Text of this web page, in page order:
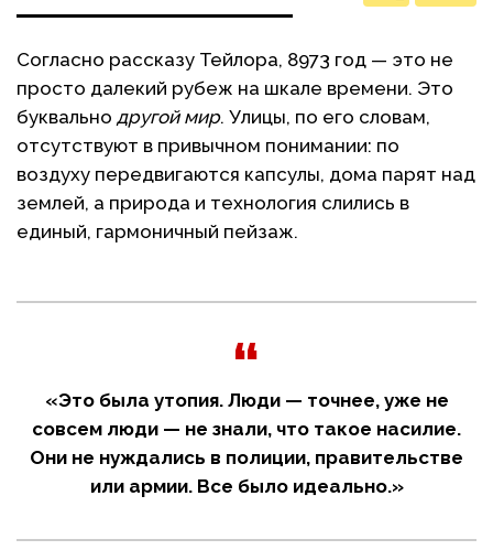
Согласно рассказу Тейлора, 8973 год — это не
просто далекий рубеж на шкале времени. Это
буквально другой мир. Улицы, по его словам,
отсутствуют в привычном понимании: по
воздуху передвигаются капсулы, дома парят над
землей, а природа и технология слились в
единый, гармоничный пейзаж.
«Это была утопия. Люди — точнее, уже не
совсем люди — не знали, что такое насилие.
Они не нуждались в полиции, правительстве
или армии. Все было идеально.»